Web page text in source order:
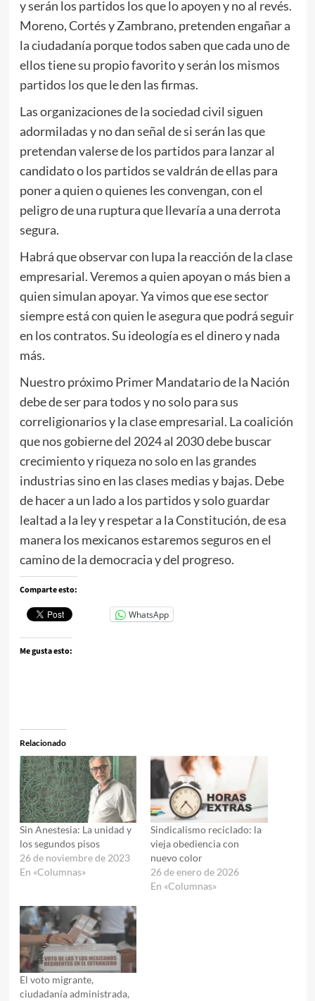
y serán los partidos los que lo apoyen y no al revés.
Moreno, Cortés y Zambrano, pretenden engañar a
la ciudadanía porque todos saben que cada uno de
ellos tiene su propio favorito y serán los mismos
partidos los que le den las firmas.
Las organizaciones de la sociedad civil siguen
adormiladas y no dan señal de si serán las que
pretendan valerse de los partidos para lanzar al
candidato o los partidos se valdrán de ellas para
poner a quien o quienes les convengan, con el
peligro de una ruptura que llevaría a una derrota
segura.
Habrá que observar con lupa la reacción de la clase
empresarial. Veremos a quien apoyan o más bien a
quien simulan apoyar. Ya vimos que ese sector
siempre está con quien le asegura que podrá seguir
en los contratos. Su ideología es el dinero y nada
más.
Nuestro próximo Primer Mandatario de la Nación
debe de ser para todos y no solo para sus
correligionarios y la clase empresarial. La coalición
que nos gobierne del 2024 al 2030 debe buscar
crecimiento y riqueza no solo en las grandes
industrias sino en las clases medias y bajas. Debe
de hacer a un lado a los partidos y solo guardar
lealtad a la ley y respetar a la Constitución, de esa
manera los mexicanos estaremos seguros en el
camino de la democracia y del progreso.
Comparte esto:
WhatsApp
Me gusta esto:
Relacionado
Sin Anestesia: La unidad y
los segundos pisos
26 de noviembre de 2023
En «Columnas»
Sindicalismo reciclado: la
vieja obediencia con
nuevo color
26 de enero de 2026
En «Columnas»
El voto migrante,
ciudadanía administrada,